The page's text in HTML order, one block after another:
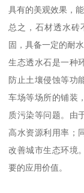
具有的美观效果，
总之，石材透水砖
固，具备一定的耐
生态透水石是一种
防止土壤侵蚀等功
车场等场所的铺装
质污染等问题。由
高水资源利用率；
改善城市生态环境
要的应用价值。